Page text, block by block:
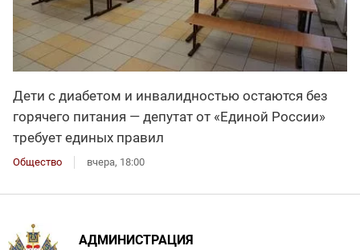
Дети с диабетом и инвалидностью остаются без
горячего питания — депутат от «Единой России»
требует единых правил
Общество вчера, 18:00
АДМИНИСТРАЦИЯ